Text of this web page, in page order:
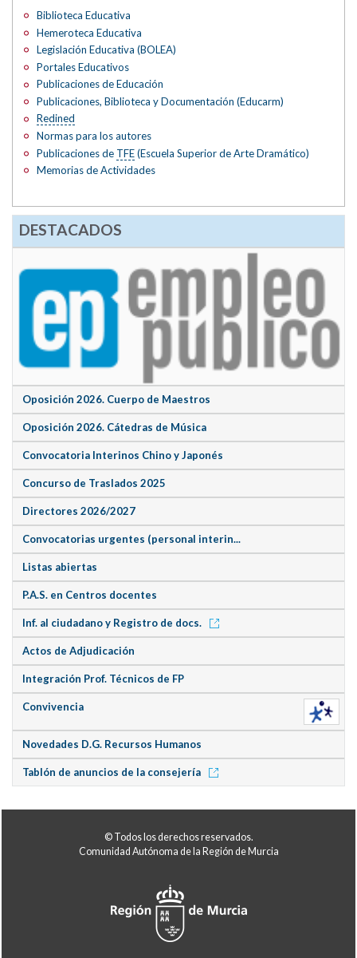
Biblioteca Educativa
Hemeroteca Educativa
Legislación Educativa (BOLEA)
Portales Educativos
Publicaciones de Educación
Publicaciones, Biblioteca y Documentación (Educarm)
Redined
Normas para los autores
Publicaciones de TFE(Escuela Superior de Arte Dramático)
Memorias de Actividades
DESTACADOS
Oposición 2026. Cuerpo de Maestros
Oposición 2026. Cátedras de Música
Convocatoria Interinos Chino y Japonés
Concurso de Traslados 2025
Directores 2026/2027
Convocatorias urgentes (personal interin...
Listas abiertas
P.A.S. en Centros docentes
Inf. al ciudadano y Registro de docs.
Actos de Adjudicación
Integración Prof. Técnicos de FP
Convivencia
Novedades D.G. Recursos Humanos
Tablón de anuncios de la consejería
© Todos los derechos reservados.
Comunidad Autónoma de la Región de Murcia